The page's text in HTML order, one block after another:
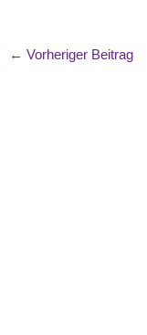
← Vorheriger Beitrag